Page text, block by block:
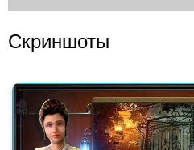
Скриншоты